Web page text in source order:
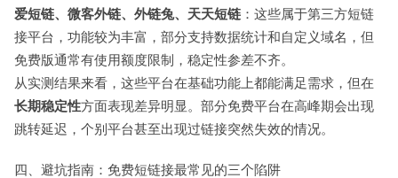
爱短链、微客外链、外链兔、天天短链 ：这些属于第三方短链
接平台，功能较为丰富，部分支持数据统计和自定义域名，但
免费版通常有使用额度限制，稳定性参差不齐。
从实测结果来看，这些平台在基础功能上都能满足需求，但在
长期稳定性方面表现差异明显。部分免费平台在高峰期会出现
跳转延迟，个别平台甚至出现过链接突然失效的情况。
四、避坑指南：免费短链接最常见的三个陷阱